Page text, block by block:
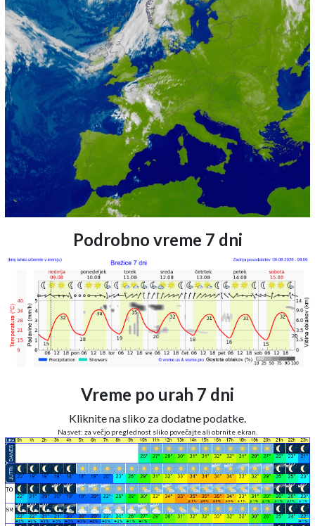
Podrobno vreme 7 dni
Vreme po urah 7 dni
Kliknite na sliko za dodatne podatke.
Nasvet: za večjo preglednost sliko povečajte ali obrnite ekran.